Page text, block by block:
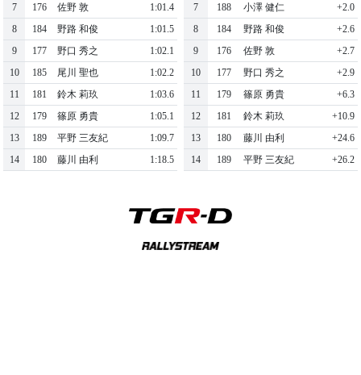
7
176 佐野 敦
1:01.4
8
184 野路 和俊
1:01.5
9
177 野口 秀之
1:02.1
10
185 尾川 聖也
1:02.2
11
181 鈴木 莉玖
1:03.6
12
179 篠原 勇貴
1:05.1
13
189 平野 三友紀
1:09.7
14
180 藤川 由利 1:18.5
7
188 小澤 健仁
+2.0
8
184 野路 和俊
+2.6
9
176 佐野 敦
+2.7
10
177 野口 秀之
+2.9
11
179 篠原 勇貴
+6.3
12
181 鈴木 莉玖
+10.9
13
180 藤川 由利
+24.6
14
189 平野 三友紀 +26.2